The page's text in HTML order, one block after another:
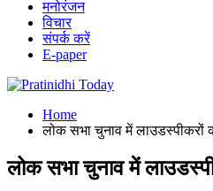
मनोरंजन
विचार
संपर्क करें
E-paper
Home
लोक सभा चुनाव में लाउडस्पीकरों
लोक सभा चुनाव में